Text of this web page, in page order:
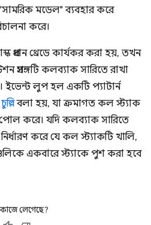
মডেল" ব্যবহার করে
করে।
প্রধান থ্রেডে কার্যকর করা হয়, তখন
প্রসঙ্গটি কলব্যাক সারিতে রাখা
লুপ হল একটি প্যাটার্ন
চুল্লিবলা হয়, যা ক্রমাগত কল স্ট্যাক
করে। যদি কলব্যাক সারিতে
করে যে কল স্ট্যাকটি খালি,
একবারে স্ট্যাকে পুশ করা হবে
লেগেছে?